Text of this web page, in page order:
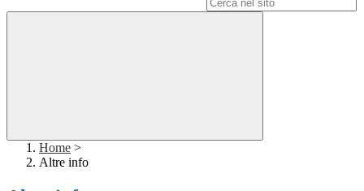
Home >
Altre info